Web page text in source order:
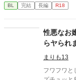
たい。
BL 完結 長編 R18
性悪なお
らヤられ
まりも13
フワフワと